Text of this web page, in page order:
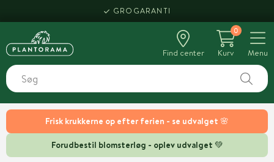
Frisk krukkerne op efter ferien - se udvalget 🌸
Forudbestil blomsterløg - oplev udvalget 💚
GROGARANTI
Find center
0
Kurv
Menu